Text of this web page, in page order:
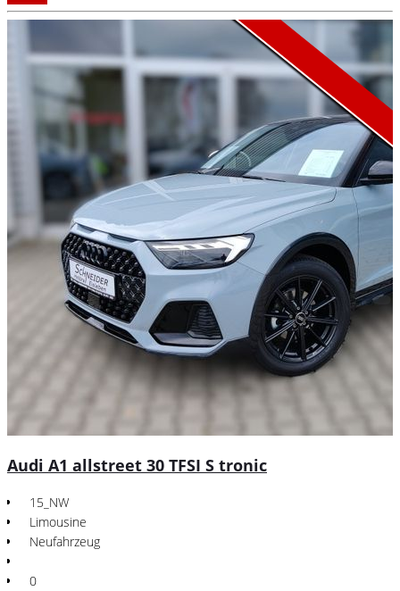
Audi A1 allstreet 30 TFSI S tronic
15_NW
Limousine
Neufahrzeug
0